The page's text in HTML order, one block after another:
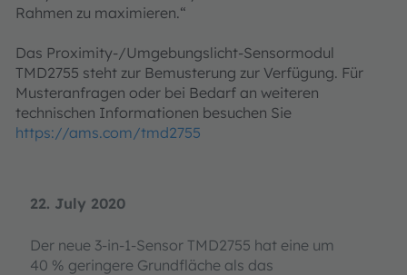
22. July 2020
Der neue 3-in-1-Sensor TMD2755 hat eine um
40 % geringere Grundfläche als das
Rahmen zu maximieren.“
Das Proximity-/Umgebungslicht-Sensormodul
TMD2755 steht zur Bemusterung zur Verfügung. Für
Musteranfragen oder bei Bedarf an weiteren
technischen Informationen besuchen Sie
https://ams.com/tmd2755